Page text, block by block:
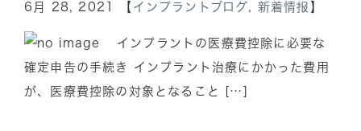
6月 28, 2021 【 インプラントブログ, 新着情报 】
インプラントの医療費控除に必要な
確定申告の手続き インプラント治療にかかった費用
が、医療費控除の対象となること […]